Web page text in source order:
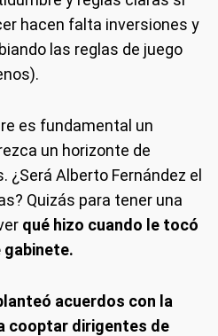
hacen falta inversiones y
las reglas de juego
es fundamental un
un horizonte de
¿Será Alberto Fernández el
Quizás para tener una
qué hizo cuando le tocó
gabinete.
acuerdos con la
cooptar dirigentes de